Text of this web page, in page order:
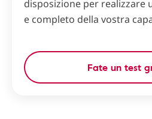
disposizione per
e completo della vostra
Fate un test